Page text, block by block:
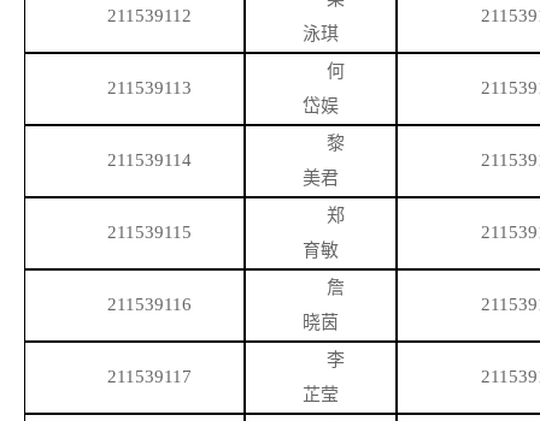
211539112
泳琪
211539113
何
岱娱
211539114
黎
美君
211539115
郑
育敏
211539116
詹
晓茵
211539117
李
芷莹